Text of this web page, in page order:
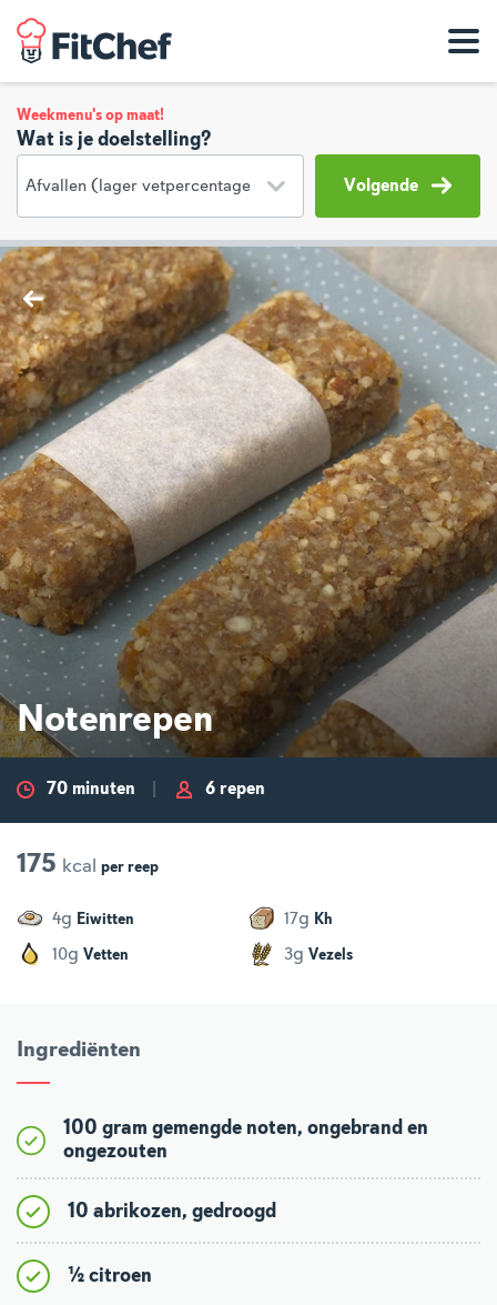
Weekmenu's op maat!
Wat is je doelstelling?
Volgende
Notenrepen
70 minuten 6 repen
175 kcal per reep
4g Eiwitten 17g Kh
10g Vetten 3g Vezels
Ingrediënten
100 gram gemengde noten, ongebrand en
ongezouten
10 abrikozen, gedroogd
½ citroen